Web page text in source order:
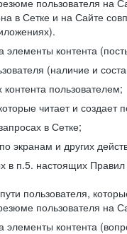
пользователя на
в Сетке и на Сайте
элементы контента
(наличие и
пользователем;
читает и создает
в Сетке;
экранам и других
в п.5. настоящих
пользователя,
пользователя на
элементы контента